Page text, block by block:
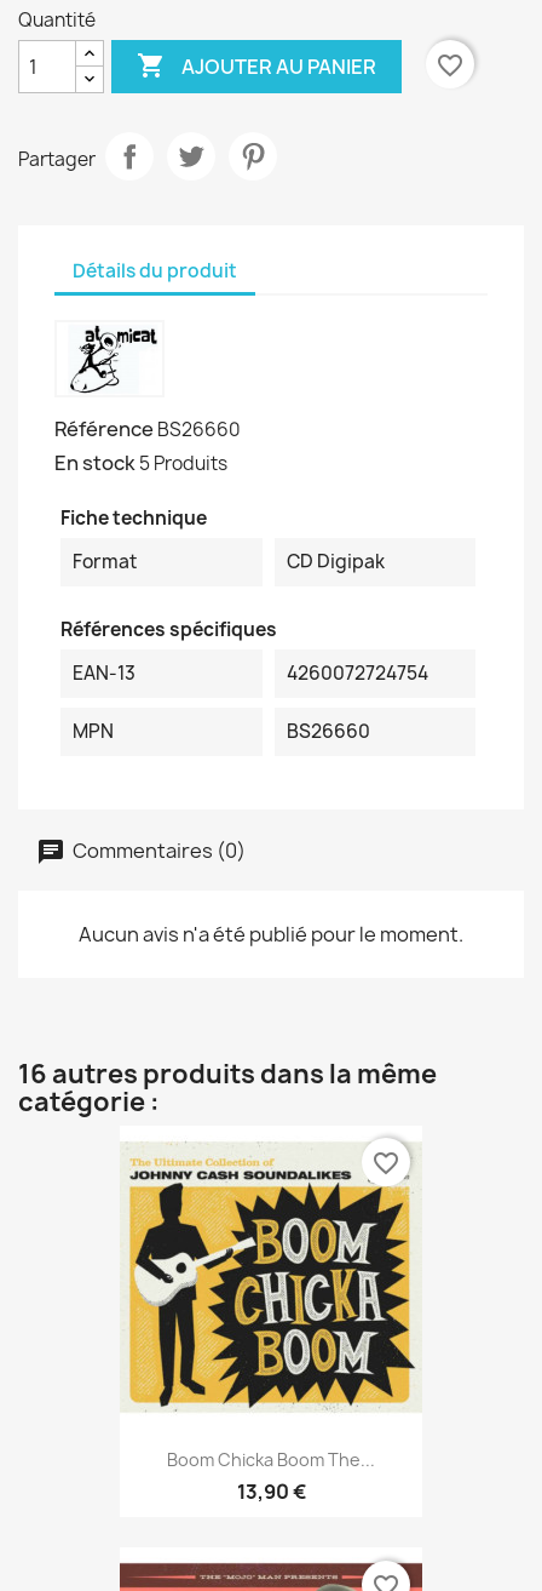
Quantité
 AJOUTER AU PANIER favorite_border
Partager
Détails du produit
Référence BS26660
En stock5 Produits
Fiche technique
Format
CD Digipak
Références spécifiques
EAN-13
4260072724754
MPN BS26660
Commentaires (0)
Aucun avis n'a été publié pour le moment.
16 autres produits dans la même
catégorie :
Boom Chicka Boom The...
13,90 €
favorite_border